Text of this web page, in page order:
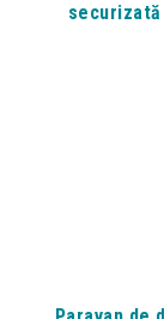
securizată